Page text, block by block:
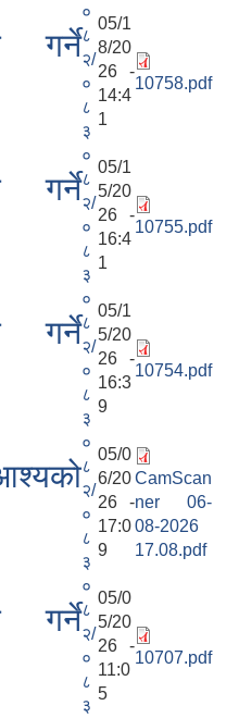
गर्ने
०
८
२/
०
८
३
05/1
8/20
26 -
14:4
1
10758.pdf
गर्ने
०
८
२/
०
८
३
05/1
5/20
26 -
16:4
1
10755.pdf
गर्ने
०
८
२/
०
८
३
05/1
5/20
26 -
16:3
9
10754.pdf
०
८
२/
०
८
३
05/0
6/20
26 -
17:0
9
CamScan
ner 06-
08-2026
17.08.pdf
गर्ने
०
८
२/
०
८
३
05/0
5/20
26 -
11:0
5
10707.pdf